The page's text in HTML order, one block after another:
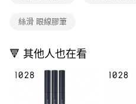
２．關於個人資料處理事宜，請瀏覽以
「AFTEE先享後付」，若未經同意申
４．使用「AFTEE先享後付」時，將
請求用戶進行身份認證。
絲滑 眼線膠筆
🔻 其他人也在看